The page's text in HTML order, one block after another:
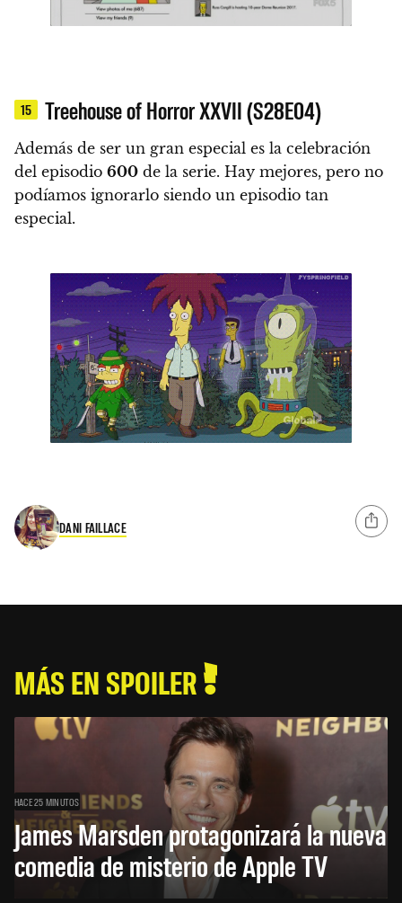
15 Treehouse of Horror XXVII (S28E04)
Además de ser un gran especial es la celebración
del episodio 600 de la serie. Hay mejores, pero no
podíamos ignorarlo siendo un episodio tan
especial.
DANI FAILLACE
MÁS EN SPOILER
HACE 25 MINUTOS
James Marsden protagonizará la nueva
comedia de misterio de Apple TV